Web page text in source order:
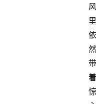
风
里
依
然
带
着
惊